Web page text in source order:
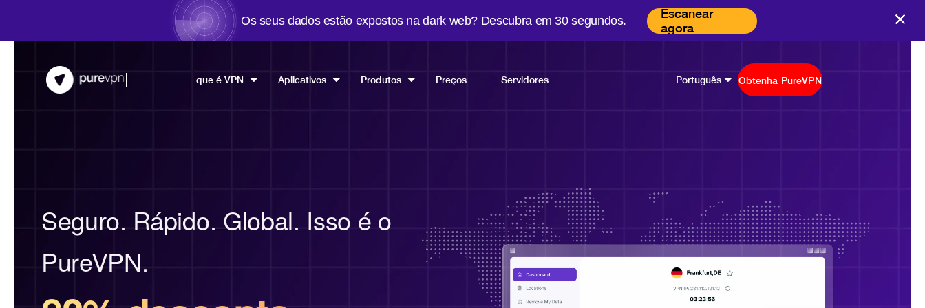
Os seus dados estão expostos na dark web? Descubra em 30 segundos.
Escanear
agora
que é VPN Aplicativos Produtos Preços Servidores Português Obtenha PureVPN
Seguro. Rápido. Global. Isso é o
PureVPN.